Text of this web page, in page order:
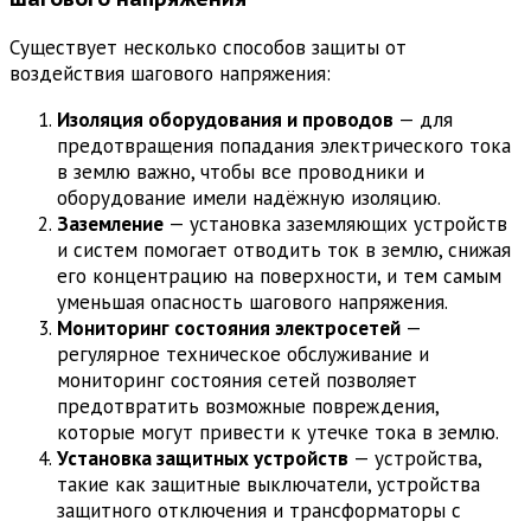
Существует несколько способов защиты от
воздействия шагового напряжения:
Изоляция оборудования и проводов — для
предотвращения попадания электрического тока
в землю важно, чтобы все проводники и
оборудование имели надёжную изоляцию.
Заземление — установка заземляющих устройств
и систем помогает отводить ток в землю, снижая
его концентрацию на поверхности, и тем самым
уменьшая опасность шагового напряжения.
Мониторинг состояния электросетей —
регулярное техническое обслуживание и
мониторинг состояния сетей позволяет
предотвратить возможные повреждения,
которые могут привести к утечке тока в землю.
Установка защитных устройств — устройства,
такие как защитные выключатели, устройства
защитного отключения и трансформаторы с